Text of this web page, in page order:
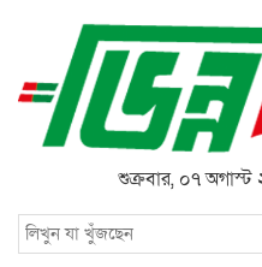
শুক্রবার, ০৭